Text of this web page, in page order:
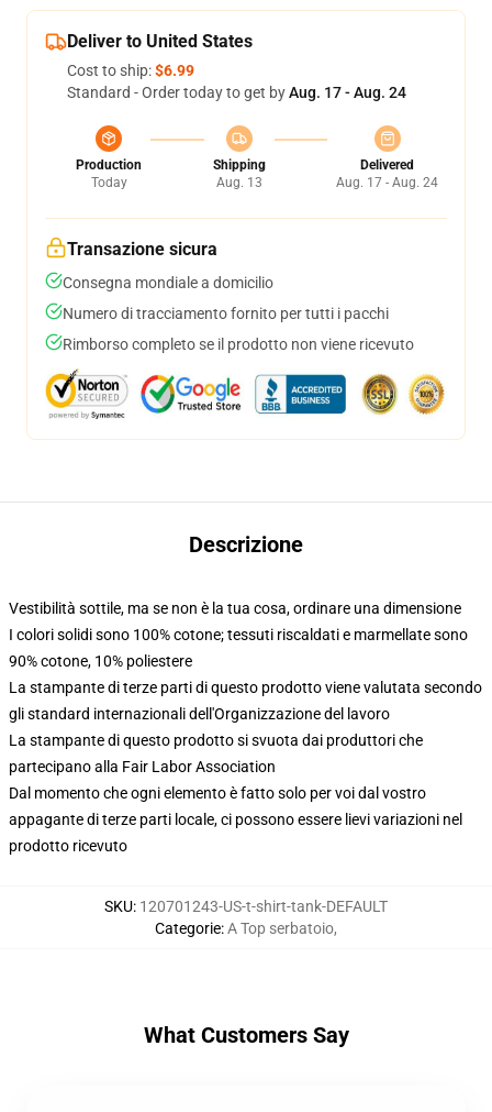
Deliver to United States
Cost to ship:$6.99
Standard - Order today to get byAug. 17 - Aug. 24
Production
Today
Shipping
Aug. 13
Delivered
Aug. 17 - Aug. 24
Transazione sicura
Consegna mondiale a domicilio
Numero di tracciamento fornito per tutti i pacchi
Rimborso completo se il prodotto non viene ricevuto
Descrizione
Vestibilità sottile, ma se non è la tua cosa, ordinare una dimensione
I colori solidi sono 100% cotone; tessuti riscaldati e marmellate sono
90% cotone, 10% poliestere
La stampante di terze parti di questo prodotto viene valutata secondo
gli standard internazionali dell'Organizzazione del lavoro
La stampante di questo prodotto si svuota dai produttori che
partecipano alla Fair Labor Association
Dal momento che ogni elemento è fatto solo per voi dal vostro
appagante di terze parti locale, ci possono essere lievi variazioni nel
prodotto ricevuto
SKU: 120701243-US-t-shirt-tank-DEFAULT
Categorie:A Top serbatoio,
What Customers Say